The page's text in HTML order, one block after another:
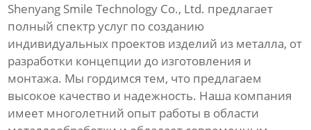
Shenyang Smile Technology Co., Ltd. предлагает
полный спектр услуг по созданию
индивидуальных проектов изделий из металла, от
разработки концепции до изготовления и
монтажа. Мы гордимся тем, что предлагаем
высокое качество и надежность. Наша компания
имеет многолетний опыт работы в области